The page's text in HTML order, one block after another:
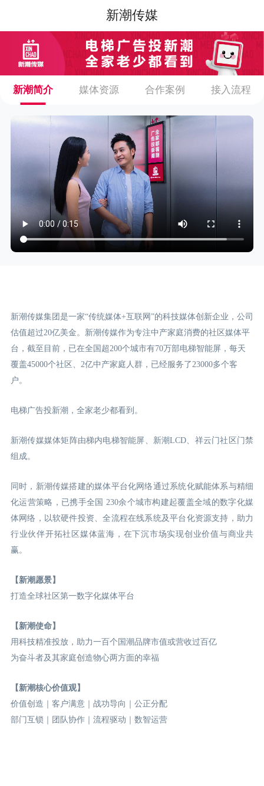
新潮传媒
新潮简介 媒体资源 合作案例 接入流程
新潮传媒集团是一家“传统媒体+互联网”的科技媒体创新企业，公司
估值超过20亿美金。新潮传媒作为专注中产家庭消费的社区媒体平
台，截至目前，已在全国超200个城市有70万部电梯智能屏，每天
覆盖45000个社区、2亿中产家庭人群，已经服务了23000多个客
户。
电梯广告投新潮，全家老少都看到。
新潮传媒媒体矩阵由梯内电梯智能屏、新潮LCD、祥云门社区门禁
组成。
同时，新潮传媒搭建的媒体平台化网络通过系统化赋能体系与精细
化运营策略，已携手全国 230余个城市构建起覆盖全域的数字化媒
体网络，以软硬件投资、全流程在线系统及平台化资源支持，助力
行业伙伴开拓社区媒体蓝海，在下沉市场实现创业价值与商业共
赢。
【新潮愿景】
打造全球社区第一数字化媒体平台
【新潮使命】
用科技精准投放，助力一百个国潮品牌市值或营收过百亿
为奋斗者及其家庭创造物心两方面的幸福
【新潮核心价值观】
价值创造｜客户满意｜战功导向｜公正分配
部门互锁｜团队协作｜流程驱动｜数智运营